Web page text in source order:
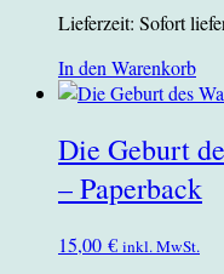
Lieferzeit: Sofort
In den Warenkorb
Die Geburt
– Paperback
15,00 € inkl. MwSt.